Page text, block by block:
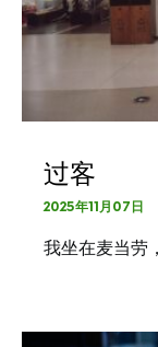
过客
2025年11月07日
我坐在麦当劳